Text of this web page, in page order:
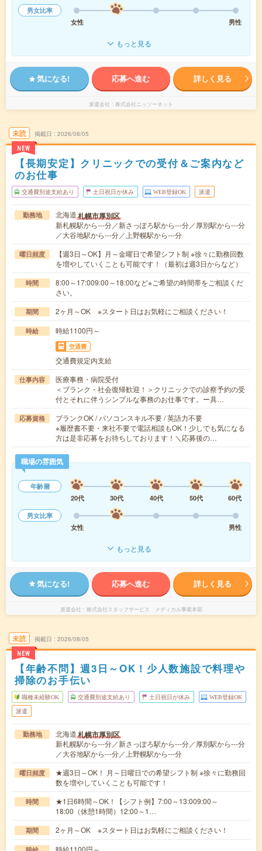
男女比率
女性
男性
もっと見る
気になる! 応募へ進む 詳しく見る
派遣会社 株式会社ニッソーネット
未読
NEW
掲載日 2026/08/05
【長期安定】クリニックでの受付＆ご案内など
のお仕事
交通費別途支給あり 土日祝日が休み WEB登録OK 派遣
勤務地 北海道札幌市厚別区
新札幌駅から---分／新さっぽろ駅から---分／厚別駅から---分
／大谷地駅から---分／上野幌駅から---分
曜日頻度
【週3日～OK】月～金曜日で希望シフト制 ※徐々に勤務回数
を増やしていくことも可能です！（最初は週3日からなど）
時間
8:00～17:009:00～18:00など※ご希望の時間帯をご相談くだ
さい。
期間 2ヶ月～OK ※スタート日はお気軽にご相談ください！
時給 時給1100円～
交通費
交通費規定内支給
仕事内容
医療事務・病院受付
＜ブランク・社会復帰歓迎！＞クリニックでの診察予約の受
付とそれに伴うシンプルな事務のお仕事です。ー具…
応募資格
ブランクOK / パソコンスキル不要 / 英語力不要
※履歴書不要・来社不要で電話相談もOK！少しでも気になる
方は是非応募をお待ちしております！＼応募後の…
職場の雰囲気
年齢層
20代
30代 40代 50代
60代
男女比率
女性
男性
もっと見る
気になる! 応募へ進む 詳しく見る
派遣会社 株式会社スタッフサービス メディカル事業本部
未読
NEW
掲載日 2026/08/05
【年齢不問】週3日～OK！少人数施設で料理や
掃除のお手伝い
職種未経験OK 交通費別途支給あり 土日祝日が休み WEB登録OK
派遣
勤務地 北海道札幌市厚別区
新札幌駅から---分／新さっぽろ駅から---分／厚別駅から---分
／大谷地駅から---分／上野幌駅から---分
曜日頻度
★週3日～OK！ 月～日曜日での希望シフト制 ※徐々に勤務回
数を増やしていくことも可能です！
時間
★1日6時間～OK！【シフト例】7:00～13:009:00～
18:00（休憩1時間）12:00～1…
期間 2ヶ月～OK ※スタート日はお気軽にご相談ください！
時給1100円～